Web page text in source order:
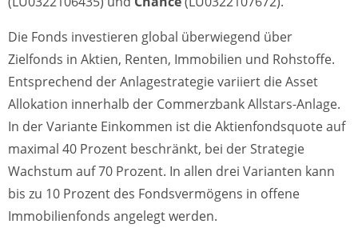
Die Fonds investieren global überwiegend über
Zielfonds in Aktien, Renten, Immobilien und Rohstoffe.
Entsprechend der Anlagestrategie variiert die Asset
Allokation innerhalb der Commerzbank Allstars-Anlage.
In der Variante Einkommen ist die Aktienfondsquote auf
maximal 40 Prozent beschränkt, bei der Strategie
Wachstum auf 70 Prozent. In allen drei Varianten kann
bis zu 10 Prozent des Fondsvermögens in offene
Immobilienfonds angelegt werden.